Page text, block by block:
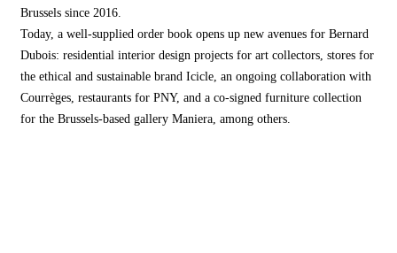
Brussels since 2016.
Today, a well-supplied order book opens up new avenues for Bernard
Dubois: residential interior design projects for art collectors, stores for
the ethical and sustainable brand Icicle, an ongoing collaboration with
Courrèges, restaurants for PNY, and a co-signed furniture collection
for the Brussels-based gallery Maniera, among others.